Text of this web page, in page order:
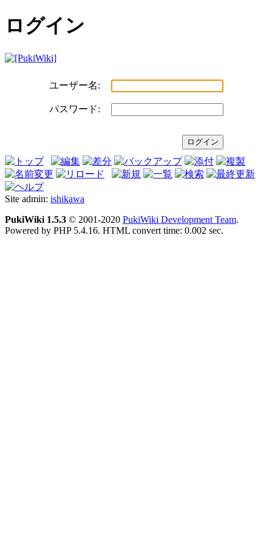
ログイン
ユーザー名:
パスワード:
Site admin: ishikawa
PukiWiki 1.5.3 © 2001-2020 PukiWiki Development Team.
Powered by PHP 5.4.16. HTML convert time: 0.002 sec.